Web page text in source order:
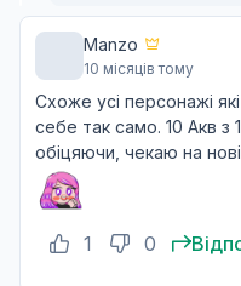
Manzo
10 місяців тому
Схоже усі персонажі
себе так само. 10 Акв з
обіцяючи, чекаю на
1 0